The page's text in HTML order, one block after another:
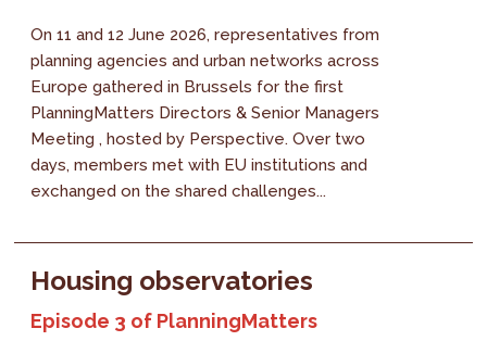
On 11 and 12 June 2026, representatives from
planning agencies and urban networks across
Europe gathered in Brussels for the first
PlanningMatters Directors & Senior Managers
Meeting , hosted by Perspective. Over two
days, members met with EU institutions and
exchanged on the shared challenges...
Housing observatories
Episode 3 of PlanningMatters